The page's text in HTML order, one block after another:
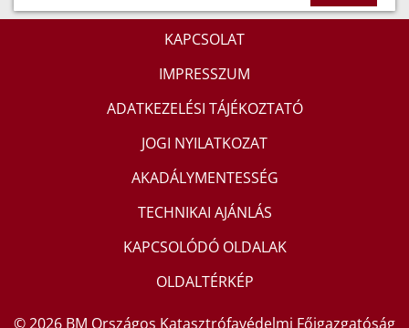
KAPCSOLAT
IMPRESSZUM
ADATKEZELÉSI TÁJÉKOZTATÓ
JOGI NYILATKOZAT
AKADÁLYMENTESSÉG
TECHNIKAI AJÁNLÁS
KAPCSOLÓDÓ OLDALAK
OLDALTÉRKÉP
© 2026 BM Országos Katasztrófavédelmi Főigazgatóság